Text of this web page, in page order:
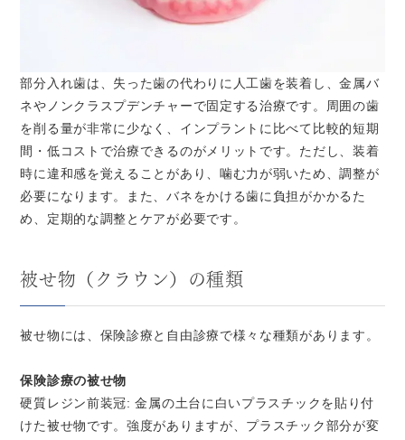
部分入れ歯は、失った歯の代わりに人工歯を装着し、金属バ
ネやノンクラスプデンチャーで固定する治療です。周囲の歯
を削る量が非常に少なく、インプラントに比べて比較的短期
間・低コストで治療できるのがメリットです。ただし、装着
時に違和感を覚えることがあり、噛む力が弱いため、調整が
必要になります。また、バネをかける歯に負担がかかるた
め、定期的な調整とケアが必要です。
被せ物（クラウン）の種類
被せ物には、保険診療と自由診療で様々な種類があります。
保険診療の被せ物
硬質レジン前装冠: 金属の土台に白いプラスチックを貼り付
けた被せ物です。強度がありますが、プラスチック部分が変